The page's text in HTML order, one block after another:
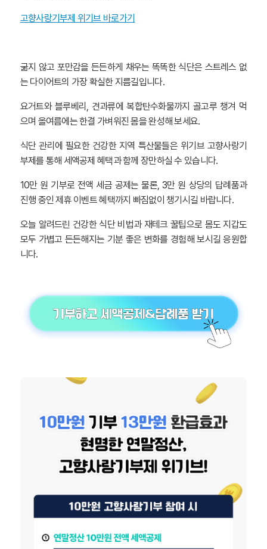
고향사랑기부제 위기브 바로가기
굶지 않고 포만감을 든든하게 채우는 똑똑한 식단은 스트레스 없
는 다이어트의 가장 확실한 지름길입니다.
요거트와 블루베리, 견과류에 복합탄수화물까지 골고루 챙겨 먹
으며 올여름에는 한결 가벼워진 몸을 완성해 보세요.
식단 관리에 필요한 건강한 지역 특산물들은 위기브 고향사랑기
부제를 통해 세액공제 혜택과 함께 장만하실 수 있습니다.
10만 원 기부로 전액 세금 공제는 물론, 3만 원 상당의 답례품과
진행 중인 제휴 이벤트 혜택까지 빠짐없이 챙기시길 바랍니다.
오늘 알려드린 건강한 식단 비법과 재테크 꿀팁으로 몸도 지갑도
모두 가볍고 든든해지는 기분 좋은 변화를 경험해 보시길 응원합
니다.